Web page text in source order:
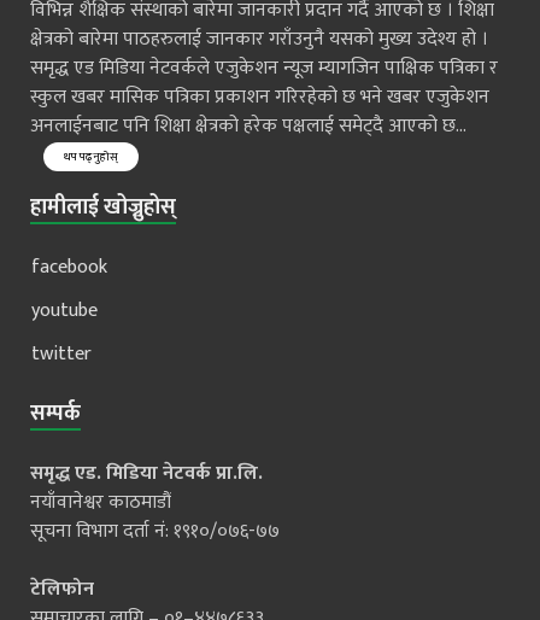
विभिन्न शैक्षिक संस्थाको बारेमा जानकारी प्रदान गर्दै आएको छ । शिक्षा
क्षेत्रको बारेमा पाठहरुलाई जानकार गराँउनुनै यसको मुख्य उदेश्य हो ।
समृद्ध एड मिडिया नेटवर्कले एजुकेशन न्यूज म्यागजिन पाक्षिक पत्रिका र
स्कुल खबर मासिक पत्रिका प्रकाशन गरिरहेको छ भने खबर एजुकेशन
अनलाईनबाट पनि शिक्षा क्षेत्रको हरेक पक्षलाई समेट्दै आएको छ...
थप पढ्नुहोस्
हामीलाई खोज्नुहोस्
facebook
youtube
twitter
सम्पर्क
समृद्ध एड. मिडिया नेटवर्क प्रा.लि.
नयाँवानेश्वर काठमाडौं
सूचना विभाग दर्ता नं: १९१०/०७६-७७
टेलिफोन